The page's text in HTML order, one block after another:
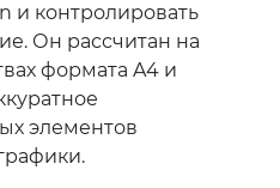
и контролировать
Он рассчитан на
формата A4 и
элементов